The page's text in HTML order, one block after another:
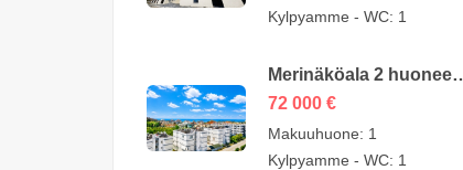
Kylpyamme - WC: 1
Merinäköala 2 huoneen
huoneisto myytävänä
72 000 €
Makuuhuone: 1
Kylpyamme - WC: 1